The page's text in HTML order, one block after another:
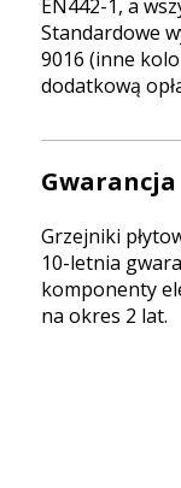
EN442-1, a
Standardowe
9016 (inne
dodatkową
Gwarancja
Grzejniki
10-letnia
komponenty
na okres 2 lat.